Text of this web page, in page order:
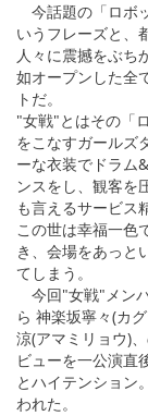
今話題の「ロボ
いうフレーズと、
人々に震撼をぶち
如オープンした全
トだ。
"女戦"とはその「
をこなすガールズ
ーな衣装でドラム
ンスをし、観客を
も言えるサービス
この世は幸福一色
き、会場をあっと
てしまう。
今回"女戦"メン
ら 神楽坂寧々(カ
涼(アマミリョウ)
ビューを一公演直
とハイテンション
われた。